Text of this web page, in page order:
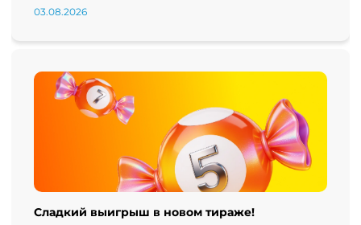
03.08.2026
Сладкий выигрыш в новом тираже!